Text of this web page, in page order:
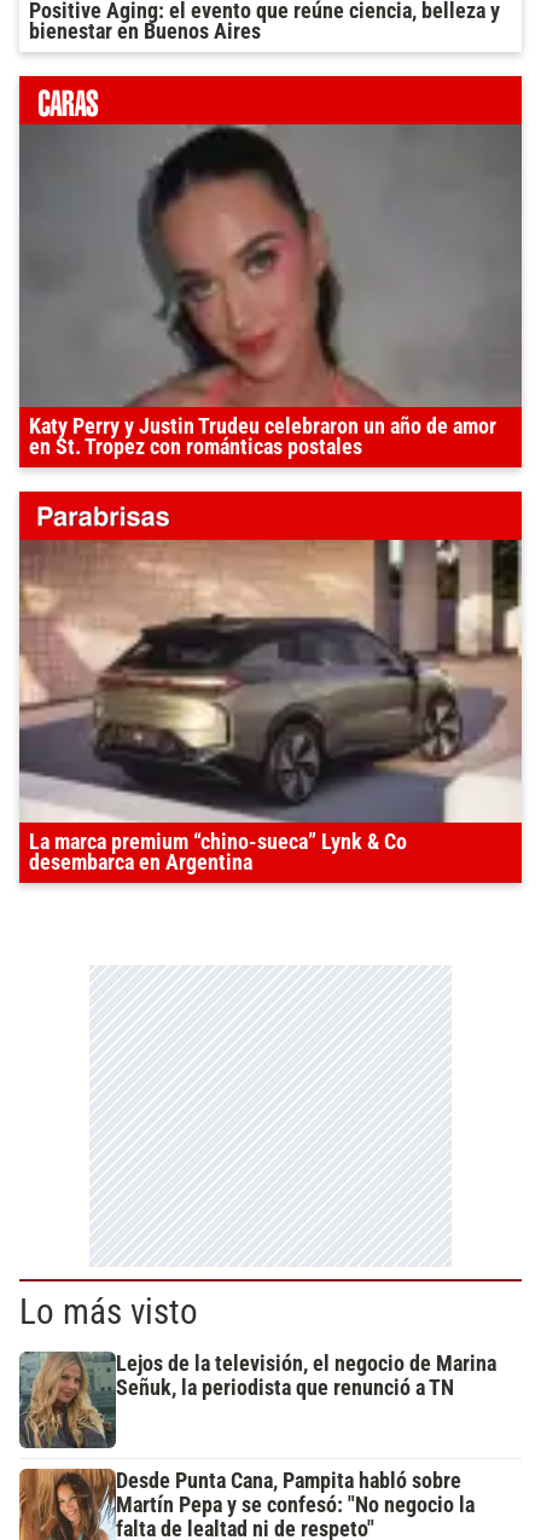
Positive Aging: el evento que reúne ciencia, belleza y
bienestar en Buenos Aires
Katy Perry y Justin Trudeu celebraron un año de amor
en St. Tropez con románticas postales
La marca premium “chino-sueca” Lynk & Co
desembarca en Argentina
Lo más visto
Lejos de la televisión, el negocio de Marina
Señuk, la periodista que renunció a TN
Desde Punta Cana, Pampita habló sobre
Martín Pepa y se confesó: "No negocio la
falta de lealtad ni de respeto"